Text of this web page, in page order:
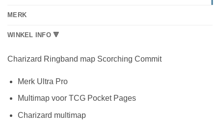
MERK
WINKEL INFO 🔻
Charizard Ringband map Scorching Commit
Merk Ultra Pro
Multimap voor TCG Pocket Pages
Charizard multimap